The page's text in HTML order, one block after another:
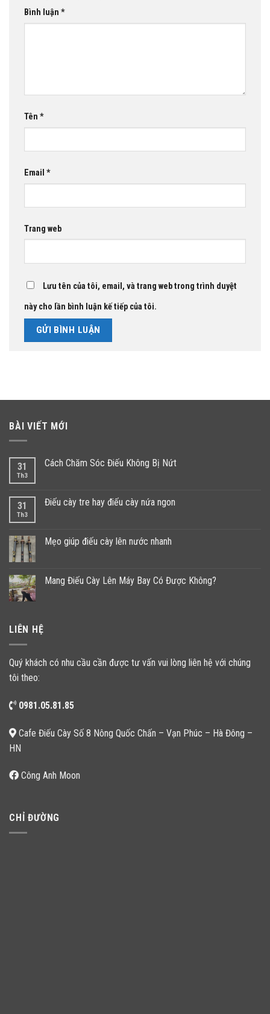
Bình luận *
Tên *
Email *
Trang web
Lưu tên của tôi, email, và trang web trong trình duyệt
này cho lần bình luận kế tiếp của tôi.
BÀI VIẾT MỚI
31
Th3
Cách Chăm Sóc Điếu Không Bị Nứt
31
Th3
Điếu cày tre hay điếu cày nứa ngon
Mẹo giúp điếu cày lên nước nhanh
Mang Điếu Cày Lên Máy Bay Có Được Không?
LIÊN HỆ
Quý khách có nhu cầu cần được tư vấn vui lòng liên hệ với chúng
tôi theo:
0981.05.81.85
Cafe Điếu Cày Số 8 Nông Quốc Chấn – Vạn Phúc – Hà Đông –
HN
Công Anh Moon
CHỈ ĐƯỜNG